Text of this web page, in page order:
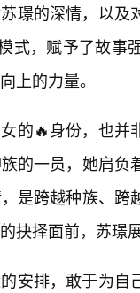
璟的深情，以及
式，赋予了故
上的力量。
的🔥身份，也
的一员，她肩
是跨越种族、
抉择面前，苏璟
安排，敢于为自